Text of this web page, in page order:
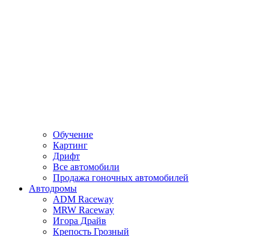
Обучение
Картинг
Дрифт
Все автомобили
Продажа гоночных автомобилей
Автодромы
ADM Raceway
MRW Raceway
Игора Драйв
Крепость Грозный